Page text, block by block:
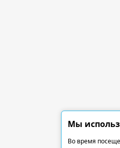
Мы
Во время